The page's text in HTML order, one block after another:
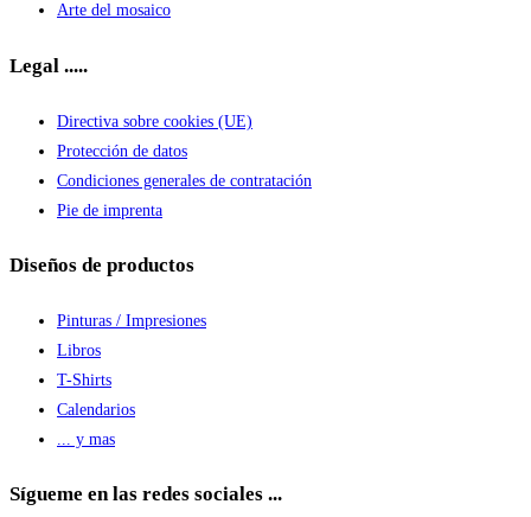
Arte del mosaico
Legal .....
Directiva sobre cookies (UE)
Protección de datos
Condiciones generales de contratación
Pie de imprenta
Diseños de productos
Pinturas / Impresiones
Libros
T-Shirts
Calendarios
... y mas
Sígueme en las redes sociales ...